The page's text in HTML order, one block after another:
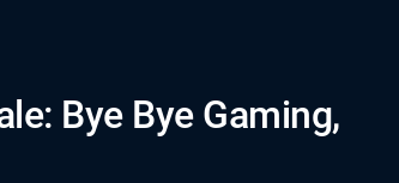
Bye Bye Gaming,